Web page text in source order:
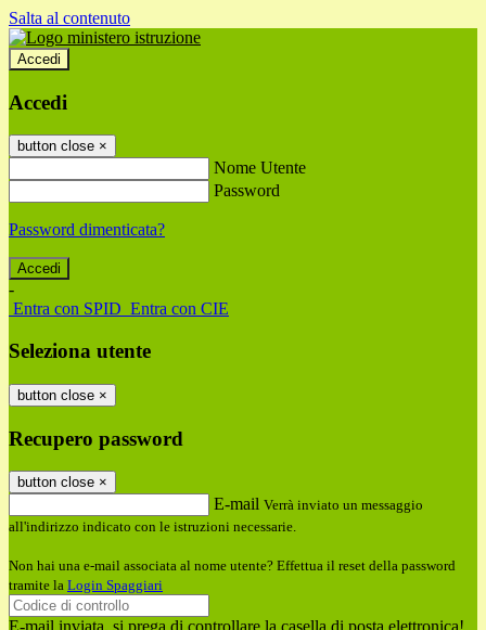
Salta al contenuto
Accedi
Accedi
button close ×
Nome Utente
Password
Password dimenticata?
-
Entra con SPID Entra con CIE
Seleziona utente
button close ×
Recupero password
button close ×
E-mail Verrà inviato un messaggio
all'indirizzo indicato con le istruzioni necessarie.
Non hai una e-mail associata al nome utente? Effettua il reset della password
tramite la Login Spaggiari